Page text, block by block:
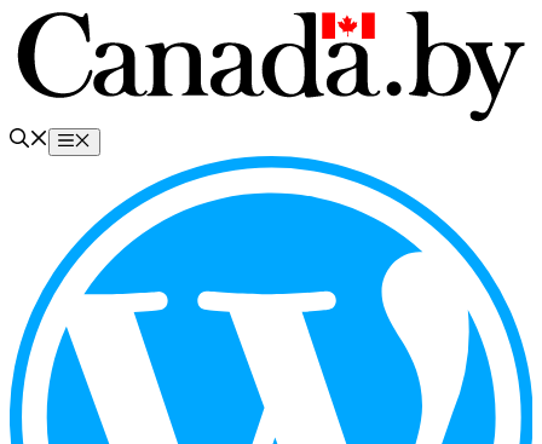
Перейти
содержимому
Меню